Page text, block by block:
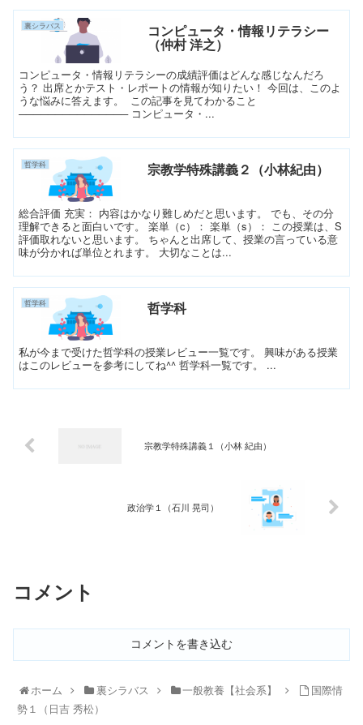
裏シラバス コンピュータ・情報リテラシー
（仲村 洋之）
コンピュータ・情報リテラシーの成績評価はどんな感じなんだろ
う？ 出席とかテスト・レポートの情報が知りたい！ 今回は、このよ
うな悩みに答えます。 この記事を見てわかること
─────────────── コンピュータ・...
哲学科 宗教学特殊講義２（小林紀由）
総合評価 充実： 内容はかなり難しめだと思います。 でも、その分
理解できると面白いです。 楽単（c）： 楽単（s）： この授業は、S
評価取れないと思います。 ちゃんと出席して、授業の言っている意
味が分かれば単位とれます。 大切なことは...
哲学科 哲学科
私が今まで受けた哲学科の授業レビュー一覧です。 興味がある授業
はこのレビューを参考にしてね^^ 哲学科一覧です。 ...
宗教学特殊講義１（小林 紀由）
政治学１（石川 晃司）
コメント
コメントを書き込む
ホーム 裏シラバス 一般教養【社会系】
国際情
勢１（日吉 秀松）